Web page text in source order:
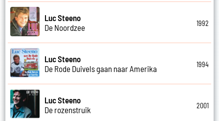
Luc Steeno
De Noordzee
1992
Luc Steeno
De Rode Duivels gaan naar Amerika
1994
Luc Steeno
De rozenstruik
2001